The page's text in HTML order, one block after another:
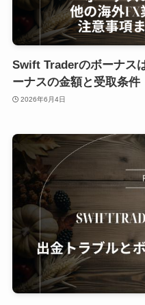
Swift Traderのボーナス
ーナスの金額と受取条件
2026年6月4日